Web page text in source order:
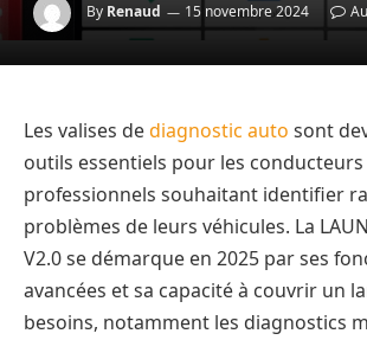
By Renaud 15 novembre 2024
Les valises dediagnostic auto sont
outils essentiels pour les
professionnels souhaitant identifier
problèmes de leurs véhicules. La
V2.0 se démarque en 2025 par ses
avancées et sa capacité à couvrir un
besoins, notamment les diagnostics